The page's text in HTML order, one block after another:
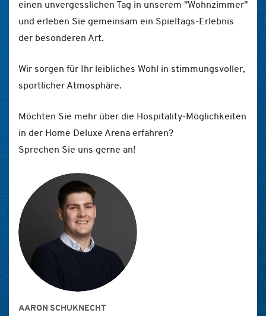
einen unvergesslichen Tag in unserem "Wohnzimmer"
und erleben Sie gemeinsam ein Spieltags-Erlebnis
der besonderen Art.
Wir sorgen für Ihr leibliches Wohl in stimmungsvoller,
sportlicher Atmosphäre.
Möchten Sie mehr über die Hospitality-Möglichkeiten
in der Home Deluxe Arena erfahren?
Sprechen Sie uns gerne an!
AARON SCHUKNECHT